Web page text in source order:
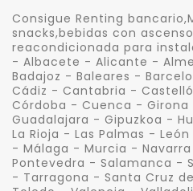
Consigue Renting
snacks,bebidas con
reacondicionada para
- Albacete - Alicante -
Badajoz - Baleares -
Cádiz - Cantabria -
Córdoba - Cuenca -
Guadalajara - Gipuzkoa -
La Rioja - Las Palmas -
- Málaga - Murcia -
Pontevedra - Salamanca -
- Tarragona - Santa Cruz